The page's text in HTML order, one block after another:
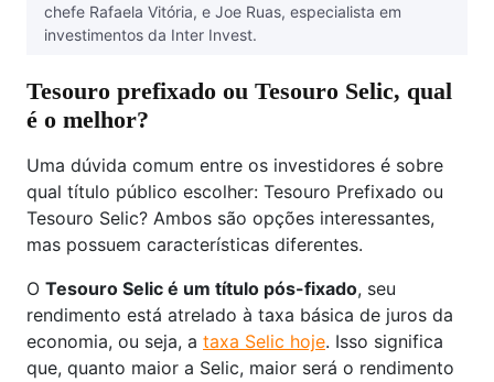
chefe Rafaela Vitória, e Joe Ruas, especialista em
investimentos da Inter Invest.
Tesouro prefixado ou Tesouro Selic, qual
é o melhor?
Uma dúvida comum entre os investidores é sobre
qual título público escolher: Tesouro Prefixado ou
Tesouro Selic? Ambos são opções interessantes,
mas possuem características diferentes.
O Tesouro Selic é um título pós-fixado, seu
rendimento está atrelado à taxa básica de juros da
economia, ou seja, a taxa Selic hoje. Isso significa
que, quanto maior a Selic, maior será o rendimento